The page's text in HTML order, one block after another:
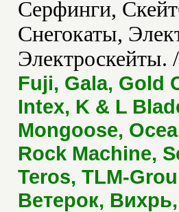
Серфинги,
Снегокаты,
Электроскейты.
Fuji, Gala, Gold
Intex, K & L
Mongoose,
Rock Machine,
Teros, TLM-
Ветерок,